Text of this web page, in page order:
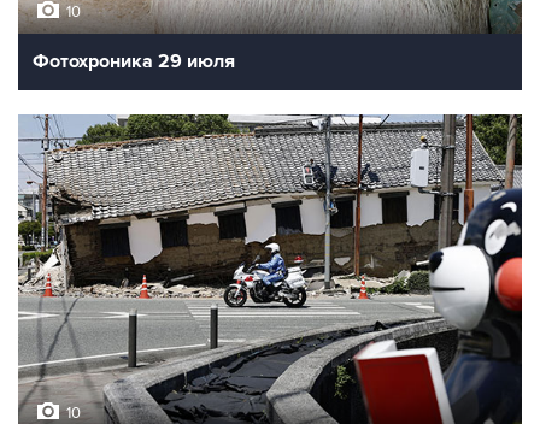
10
Фотохроника 29 июля
10